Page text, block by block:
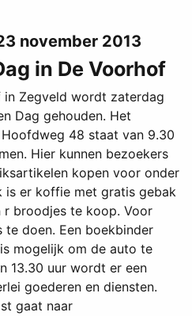
november 2013
in De Voorhof
Zegveld wordt zaterdag
Dag gehouden. Het
48 staat van 9.30
Hier kunnen bezoekers
kopen voor onder
is er koffie met gratis gebak
r broodjes te koop. Voor
te doen. Een boekbinder
mogelijk om de auto te
13.30 uur wordt er een
goederen en diensten.
gaat naar